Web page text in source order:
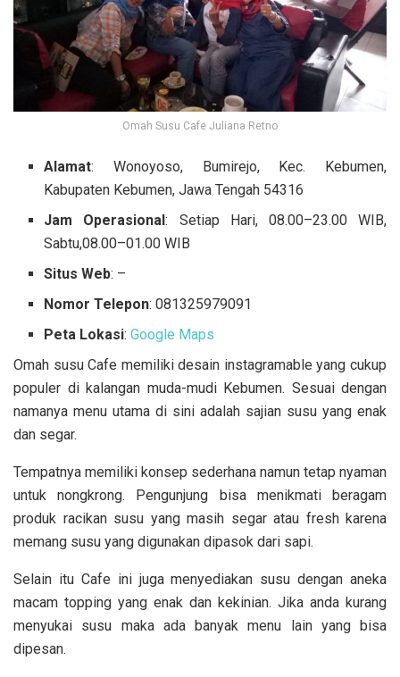
Omah Susu Cafe Juliana Retno
Alamat: Wonoyoso, Bumirejo, Kec. Kebumen,
Kabupaten Kebumen, Jawa Tengah 54316
Jam Operasional: Setiap Hari, 08.00–23.00 WIB,
Sabtu,08.00–01.00 WIB
Situs Web: –
Nomor Telepon: 081325979091
Peta Lokasi:Google Maps
Omah susu Cafe memiliki desain instagramable yang cukup
populer di kalangan muda-mudi Kebumen. Sesuai dengan
namanya menu utama di sini adalah sajian susu yang enak
dan segar.
Tempatnya memiliki konsep sederhana namun tetap nyaman
untuk nongkrong. Pengunjung bisa menikmati beragam
produk racikan susu yang masih segar atau fresh karena
memang susu yang digunakan dipasok dari sapi.
Selain itu Cafe ini juga menyediakan susu dengan aneka
macam topping yang enak dan kekinian. Jika anda kurang
menyukai susu maka ada banyak menu lain yang bisa
dipesan.